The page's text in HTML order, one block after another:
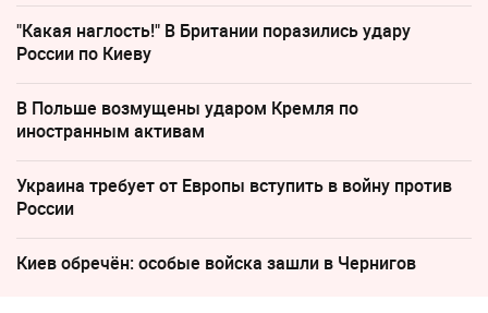
"Какая наглость!" В Британии поразились удару
России по Киеву
В Польше возмущены ударом Кремля по
иностранным активам
Украина требует от Европы вступить в войну против
России
Киев обречён: особые войска зашли в Чернигов